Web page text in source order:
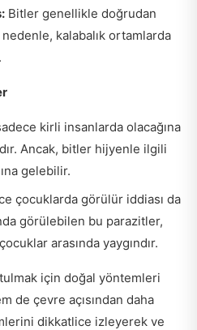
Bitler genellikle doğrudan
kalabalık ortamlarda
kirli insanlarda olacağına
Ancak, bitler hijyenle ilgili
gelebilir.
çocuklarda görülür iddiası da
görülebilen bu parazitler,
arasında yaygındır.
için doğal yöntemleri
de çevre açısından daha
dikkatlice izleyerek ve